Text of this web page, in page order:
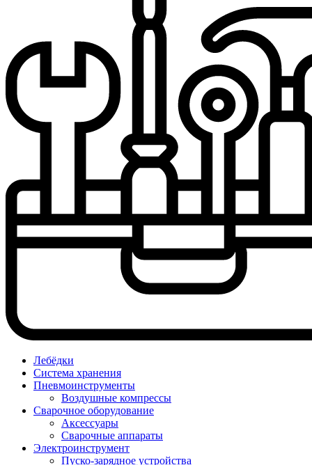
Лебёдки
Система хранения
Пневмоинструменты
Воздушные компрессы
Сварочное оборудование
Аксессуары
Сварочные аппараты
Электроинструмент
Пуско-зарядное устройства